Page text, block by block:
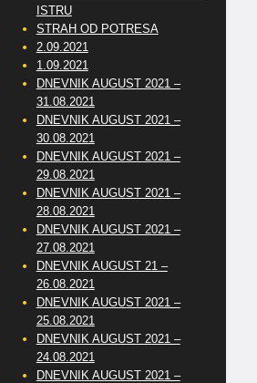
ISTRU
STRAH OD POTRESA
2.09.2021
1.09.2021
DNEVNIK AUGUST 2021 –
31.08.2021
DNEVNIK AUGUST 2021 –
30.08.2021
DNEVNIK AUGUST 2021 –
29.08.2021
DNEVNIK AUGUST 2021 –
28.08.2021
DNEVNIK AUGUST 2021 –
27.08.2021
DNEVNIK AUGUST 21 –
26.08.2021
DNEVNIK AUGUST 2021 –
25.08.2021
DNEVNIK AUGUST 2021 –
24.08.2021
DNEVNIK AUGUST 2021 –